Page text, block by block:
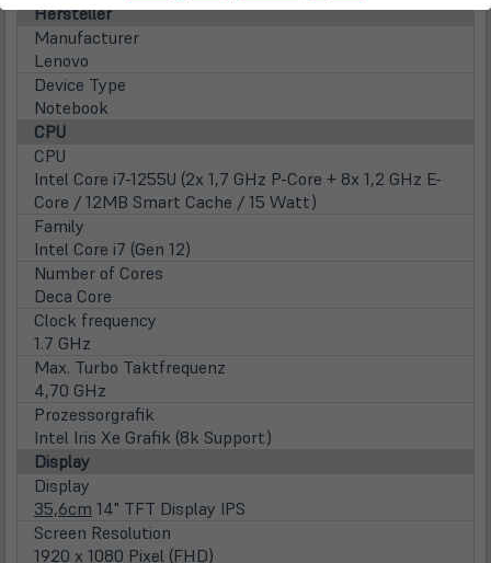
Hersteller
Manufacturer
Lenovo
Device Type
Notebook
CPU
CPU
Intel Core i7-1255U (2x 1,7 GHz P-Core + 8x 1,2 GHz E-
Core / 12MB Smart Cache / 15 Watt)
Family
Intel Core i7 (Gen 12)
Number of Cores
Deca Core
Clock frequency
1.7 GHz
Max. Turbo Taktfrequenz
4,70 GHz
Prozessorgrafik
Intel Iris Xe Grafik (8k Support)
Display
Display
35,6cm 14" TFT Display IPS
Screen Resolution
1920 x 1080 Pixel (FHD)